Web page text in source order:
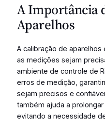
A Importância
Aparelhos
A calibração de aparelhos
as medições sejam
ambiente de controle de
erros de medição,
sejam precisos e
também ajuda a
evitando a necessidade